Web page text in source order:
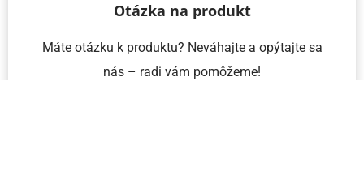
Otázka na produkt
Máte otázku k produktu? Neváhajte a opýtajte sa
nás – radi vám pomôžeme!